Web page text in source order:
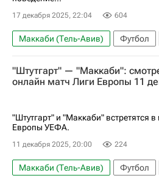
17 декабря 2025, 22:04 604
Маккаби (Тель-Авив) Футбол
Спорт
Палестина Израиль
"Штутгарт" — "Маккаби":
онлайн матч Лиги Европы 11
"Штутгарт" и "Маккаби" встретятся в
Европы УЕФА.
11 декабря 2025, 20:00 224
Маккаби (Тель-Авив) Футбол